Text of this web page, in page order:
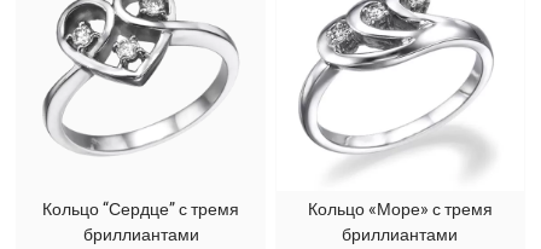
Кольцо “Сердце” с тремя
бриллиантами
Кольцо «Море» с тремя
бриллиантами